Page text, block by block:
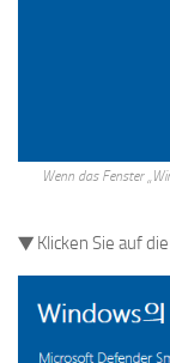
Wenn das Fenster
▼ Klicken Sie auf